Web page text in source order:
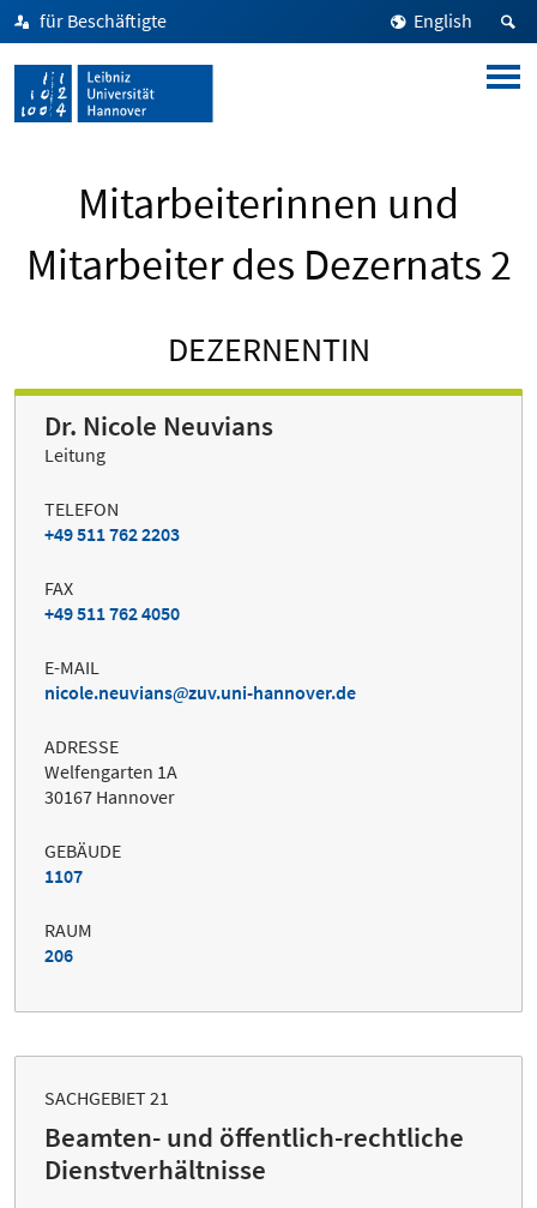
für Beschäftigte English
Mitarbeiterinnen und
Mitarbeiter des Dezernats 2
DEZERNENTIN
Dr. Nicole Neuvians
Leitung
TELEFON
+49 511 762 2203
FAX
+49 511 762 4050
E-MAIL
nicole.neuvians
zuv.uni-hannover.de
ADRESSE
Welfengarten 1A
30167 Hannover
GEBÄUDE
1107
RAUM
206
SACHGEBIET 21
Beamten- und öffentlich-rechtliche
Dienstverhältnisse